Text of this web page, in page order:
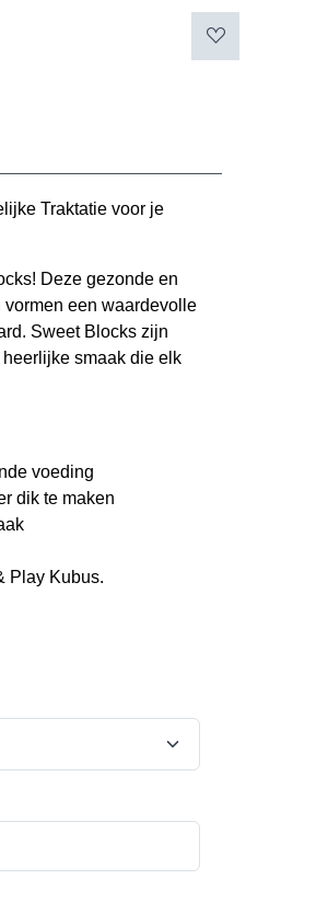
Traktatie voor je
Deze gezonde en
een waardevolle
Sweet Blocks zijn
smaak die elk
voeding
dik te maken
Play Kubus.